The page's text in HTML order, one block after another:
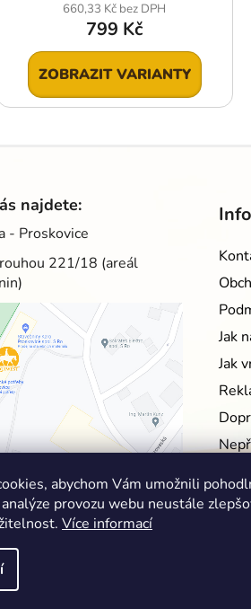
abychom Vám umožnili
provozu webu neustále
Více informací
660,33 Kč bez DPH
799 Kč
ZOBRAZIT VARIANTY
najdete:
- Proskovice
221/18 (areál
Jak
Jak